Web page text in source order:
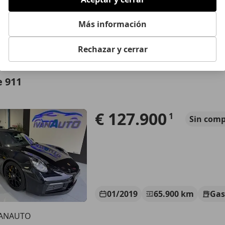
01/2000 142.000 km
CADIZ
911
€ 127.900 1 Sin
01/2019 65.900 km
Más información
Rechazar y cerrar